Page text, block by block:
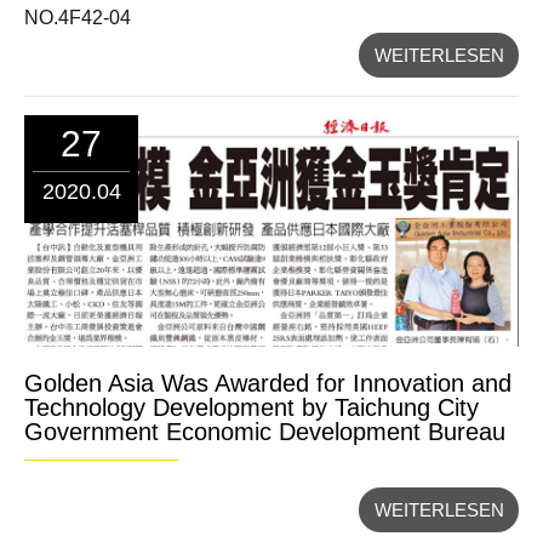
NO.4F42-04
WEITERLESEN
27
2020.04
Golden Asia Was Awarded for Innovation and
Technology Development by Taichung City
Government Economic Development Bureau
WEITERLESEN